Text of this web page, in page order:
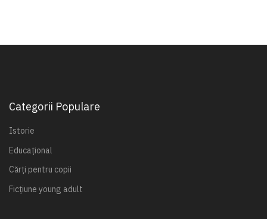
Categorii Populare
Istorie
Educațional
Cărți pentru copii
Ficțiune young adult